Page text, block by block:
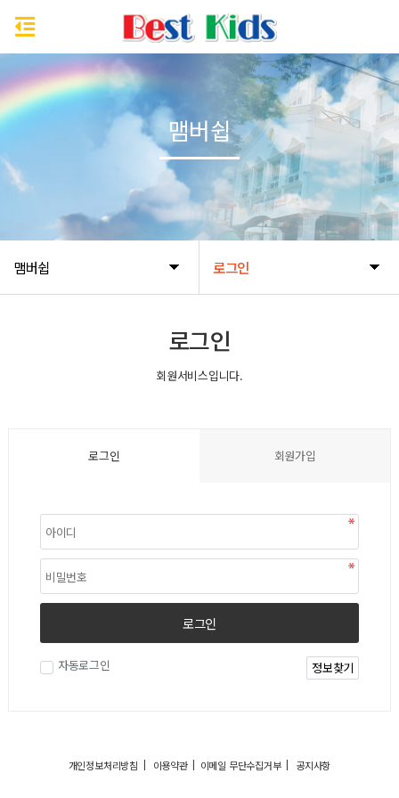
맴버쉽 로그인
맴버쉽
로그인
회원서비스입니다.
로그인 회원가입
로그인
자동로그인 정보찾기
개인정보처리방침 | 이용약관| 이메일 무단수집거부| 공지사항